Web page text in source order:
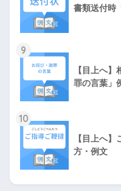
書類送付時
9
【目上へ
罪の言葉」
10
【目上へ
方・例文